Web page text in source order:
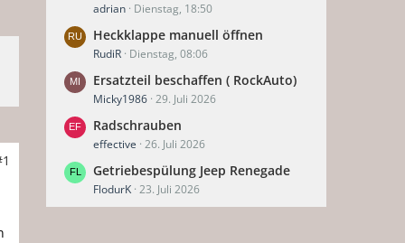
adrian Dienstag, 18:50
Heckklappe manuell öffnen
RudiR Dienstag, 08:06
Ersatzteil beschaffen ( RockAuto)
Micky1986 29. Juli 2026
Radschrauben
effective 26. Juli 2026
Getriebespülung Jeep Renegade
FlodurK 23. Juli 2026